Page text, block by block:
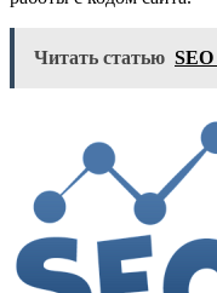
Читать статью